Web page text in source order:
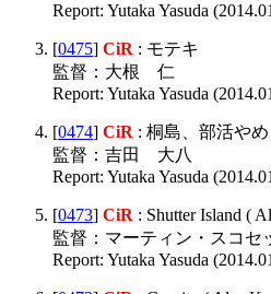
Report: Yutaka Yasuda
[0475] CiR : モテキ
監督：大根 仁
Report: Yutaka Yasuda
[0474] CiR : 桐島、部活や
監督：吉田 大八
Report: Yutaka Yasuda
[0473] CiR : Shutter Island (
監督：マーティン・スコセ
Report: Yutaka Yasuda